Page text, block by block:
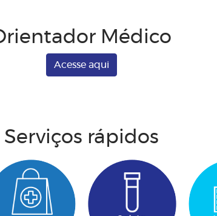
Orientador Médico
Serviços rápidos